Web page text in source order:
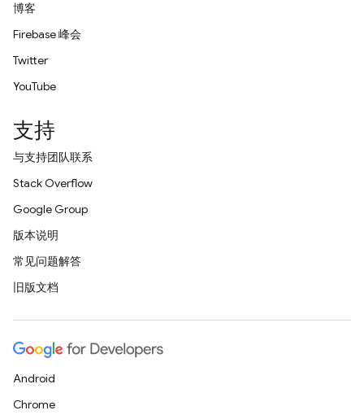
博客
Firebase 峰会
Twitter
YouTube
支持
与支持团队联系
Stack Overflow
Google Group
版本说明
常见问题解答
旧版文档
Android
Chrome